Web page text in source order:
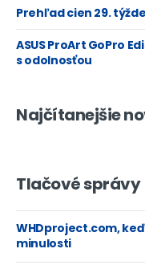
Prehľad cien 29.
ASUS ProArt GoPro
s odolnosťou
Najčítanejšie
Tlačové správy
WHDproject.com,
minulosti